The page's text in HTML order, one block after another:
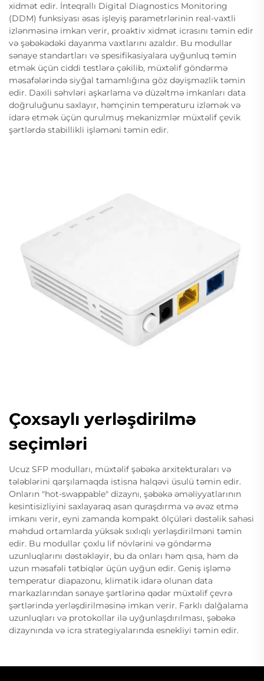
xidmət edir. İnteqrallı Digital Diagnostics Monitoring
(DDM) funksiyası əsas işleyiş parametrlərinin real-vaxtli
izlənməsinə imkan verir, proaktiv xidmət icrasını təmin edir
və şəbəkədəki dayanma vaxtlarını azaldır. Bu modullar
sənaye standartları və spesifikasiyalara uyğunluq təmin
etmək üçün ciddi testlərə çəkilib, müxtəlif göndərmə
məsafələrində siyğal tamamlığına göz dəyişməzlik təmin
edir. Daxili səhvləri aşkarlama və düzəltmə imkanları data
doğruluğunu saxlayır, həmçinin temperaturu izləmək və
idarə etmək üçün qurulmuş mekanizmlər müxtəlif çevik
şərtlərdə stabillikli işləməni təmin edir.
Çoxsaylı yerləşdirilmə
seçimləri
Ucuz SFP modulları, müxtəlif şəbəkə arxitekturaları və
tələblərini qarşılamaqda istisna halqəvi üsulü təmin edir.
Onların "hot-swappable" dizaynı, şəbəkə əməliyyatlarının
kesintisizliyini saxlayaraq asan quraşdırma və əvəz etmə
imkanı verir, eyni zamanda kompakt ölçüləri dəstəlik sahəsi
məhdud ortamlarda yüksək sıxlıqlı yerləşdirilməni təmin
edir. Bu modullar çoxlu lif növlərini və göndərmə
uzunluqlarını dəstəkləyir, bu da onları həm qısa, həm də
uzun məsafəli tətbiqlər üçün uyğun edir. Geniş işləmə
temperatur diapazonu, klimatik idarə olunan data
markazlarından sənaye şərtlərinə qədər müxtəlif çevrə
şərtlərində yerləşdirilməsinə imkan verir. Farklı dalğalama
uzunluqları və protokollar ilə uyğunlaşdırılması, şəbəkə
dizaynında və icra strategiyalarında esnekliyi təmin edir.